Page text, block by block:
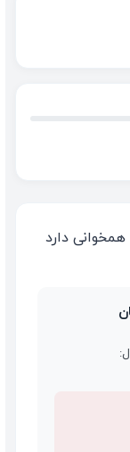
همخوانی دارد